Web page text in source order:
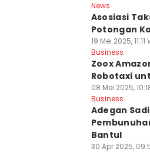
News
Asosiasi
Potongan
19 Mei 2025, 11:11
Business
Zoox
Robotaxi
08 Mei 2025,
Business
Adegan
Bantul
30 Apr 2025,